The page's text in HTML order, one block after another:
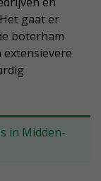
gaat er
boterham
in Midden-